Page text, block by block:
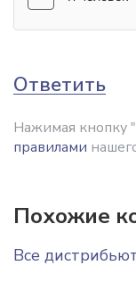
Ответить
Нажимая кнопку
правилами
Похожие
Все